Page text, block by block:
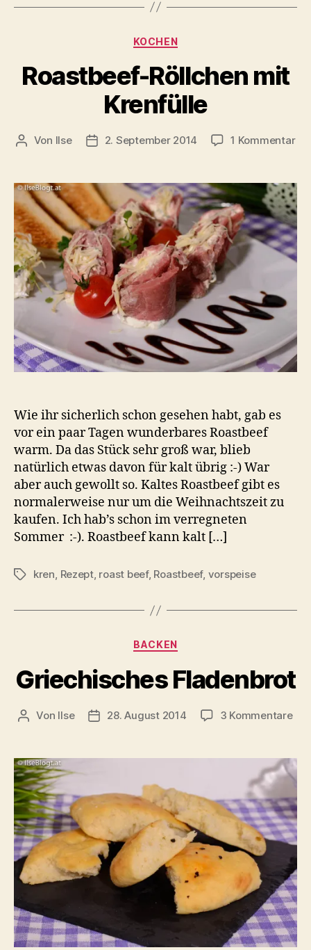
Kategorien
KOCHEN
Roastbeef-Röllchen mit
Krenfülle
Beitragsautor
Von Ilse Beitragsdatum
2. September 2014 1 Kommentarzu
mit
Wie ihr sicherlich schon gesehen habt, gab es
vor ein paar Tagen wunderbares Roastbeef
warm. Da das Stück sehr groß war, blieb
natürlich etwas davon für kalt übrig :-) War
aber auch gewollt so. Kaltes Roastbeef gibt es
normalerweise nur um die Weihnachtszeit zu
kaufen. Ich hab’s schon im verregneten
Sommer :-). Roastbeef kann kalt […]
Schlagwörter
kren, Rezept, roast beef, Roastbeef, vorspeise
Kategorien
BACKEN
Griechisches Fladenbrot
Beitragsautor
Von Ilse Beitragsdatum
28. August 2014 3 Kommentarezu